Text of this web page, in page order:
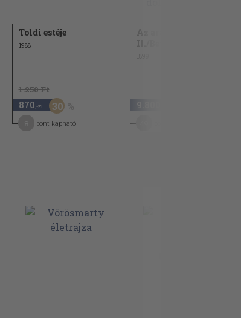
Toldi estéje
1988
1.250 Ft
870 ,-Ft 30
pont kapható
Az aranycsináló
II./Bethlen Gábor...